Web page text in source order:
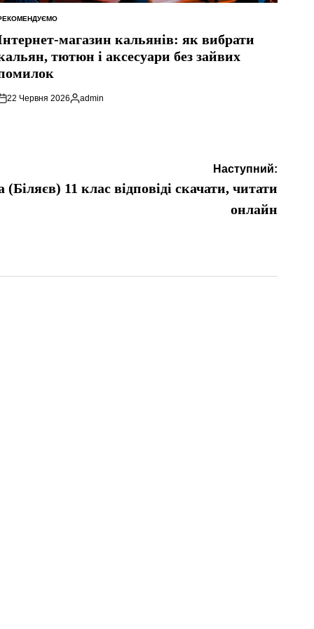
магазин кальянів: як вибрати
тютюн і аксесуари без зайвих
22 Червня 2026
Опубліковано
admin
Наступний:
11 клас відповіді скачати, читати
онлайн